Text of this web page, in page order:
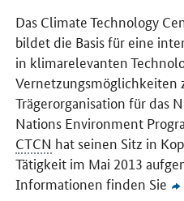
Das Climate Technology
bildet die Basis für eine
in klimarelevanten
Vernetzungsmöglichkeiten
Trägerorganisation für das
Nations Environment
CTCN hat seinen Sitz in
Tätigkeit im Mai 2013
Informationen finden Sie